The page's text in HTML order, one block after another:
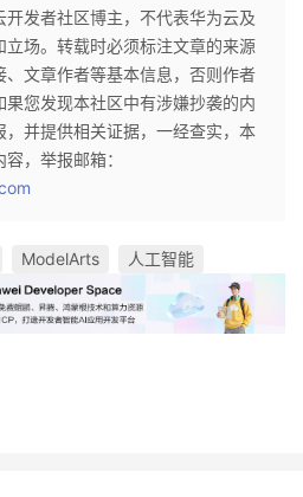
开发者社区博主，不代表华为云及
场。转载时必须标注文章的来源
、文章作者等基本信息，否则作者
您发现本社区中有涉嫌抄袭的内
并提供相关证据，一经查实，本
，举报邮箱：
ModelArts 人工智能